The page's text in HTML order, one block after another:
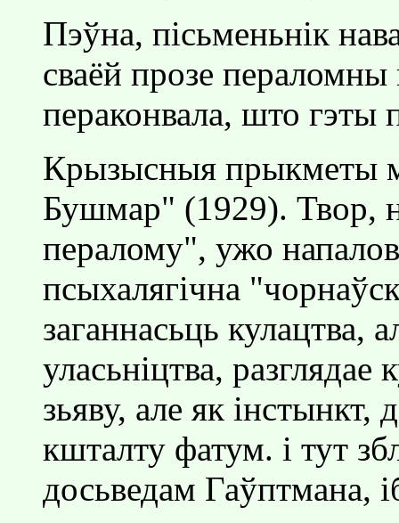
Пэўна, пiсьменьнiк
сваёй прозе
пераконвала, што гэты
Крызысныя прыкметы
Бушмар" (1929). Твор,
пералому", ужо
псыхалягiчна
заганнасьць кулацтва,
уласьнiцтва,
зьяву, але як iнстынкт,
кшталту фатум. i тут
досьведам Гаўптмана,